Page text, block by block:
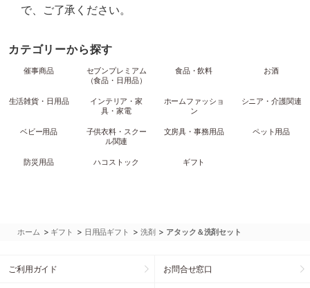
で、ご了承ください。
カテゴリーから探す
催事商品
セブンプレミアム
（食品・日用品）
食品・飲料 お酒
生活雑貨・日用品
インテリア・家
具・家電
ホームファッショ
ン
シニア・介護関連
ベビー用品
子供衣料・スクー
ル関連
文房具・事務用品 ペット用品
防災用品 ハコストック ギフト
ホーム > ギフト > 日用品ギフト > 洗剤 > アタック＆洗剤セット
ご利用ガイド お問合せ窓口